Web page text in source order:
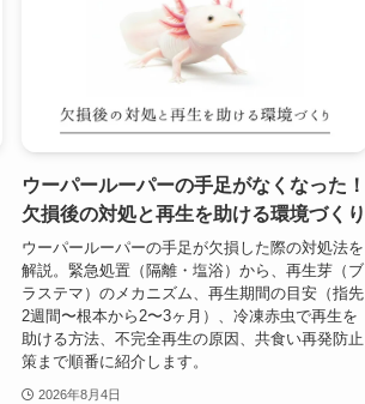
ウーパールーパーの手足がなくなった！
欠損後の対処と再生を助ける環境づくり
ウーパールーパーの手足が欠損した際の対処法を
解説。緊急処置（隔離・塩浴）から、再生芽（ブ
ラステマ）のメカニズム、再生期間の目安（指先
2週間〜根本から2〜3ヶ月）、冷凍赤虫で再生を
助ける方法、不完全再生の原因、共食い再発防止
策まで順番に紹介します。
2026年8月4日